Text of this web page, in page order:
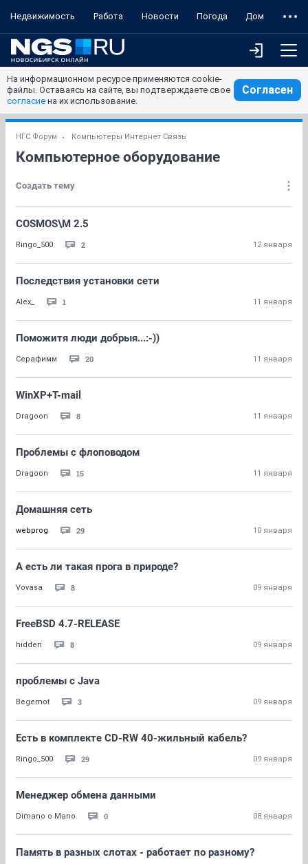
Недвижимость Работа Новости Погода Дом
На информационном ресурсе применяются cookie-
файлы. Оставаясь на сайте, вы подтверждаете свое
согласие на их использование.
Согласен
НГС.Форум Компьютеры Интернет Связь
Компьютерное оборудование
Создать тему
COSMOS\M 2.5
Ringo_500 2 12 января
Последствия установки сети
Alex_ 1 11 января
Поможитя люди добрыя...:-))
Серафимм 20 11 января
WinXP+T-mail
Dragoon 8 11 января
Проблемы с флоповодом
Dragoon 15 11 января
Домашняя сеть
webprog 29 10 января
А есть ли такая прога в природе?
Vovasa 8 09 января
FreeBSD 4.7-RELEASE
hidden 8 09 января
проблемы с Java
Begemot 3 09 января
Есть в комплекте CD-RW 40-жильный кабель?
Ringo_500 29 09 января
Менеджер обмена данными
Dimano o Mano 0 08 января
Память в разных слотах - работает по разному?